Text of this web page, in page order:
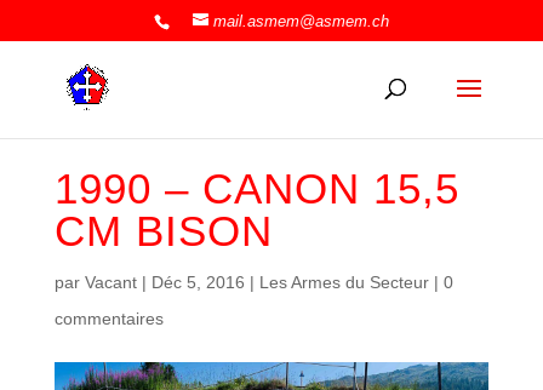
mail.asmem@asmem.ch
1990 – CANON 15,5
CM BISON
par Vacant| Déc 5, 2016 | Les Armes du Secteur| 0
commentaires